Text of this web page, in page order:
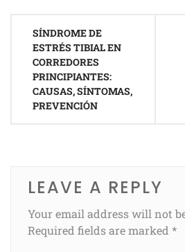
Post
navigation
SÍNDROME DE
ESTRÉS TIBIAL EN
CORREDORES
PRINCIPIANTES:
CAUSAS, SÍNTOMAS,
PREVENCIÓN
LEAVE A REPLY
Your email address will not
Required fields are marked *